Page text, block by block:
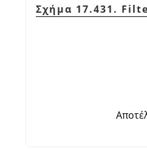
Σχήμα 17.431.